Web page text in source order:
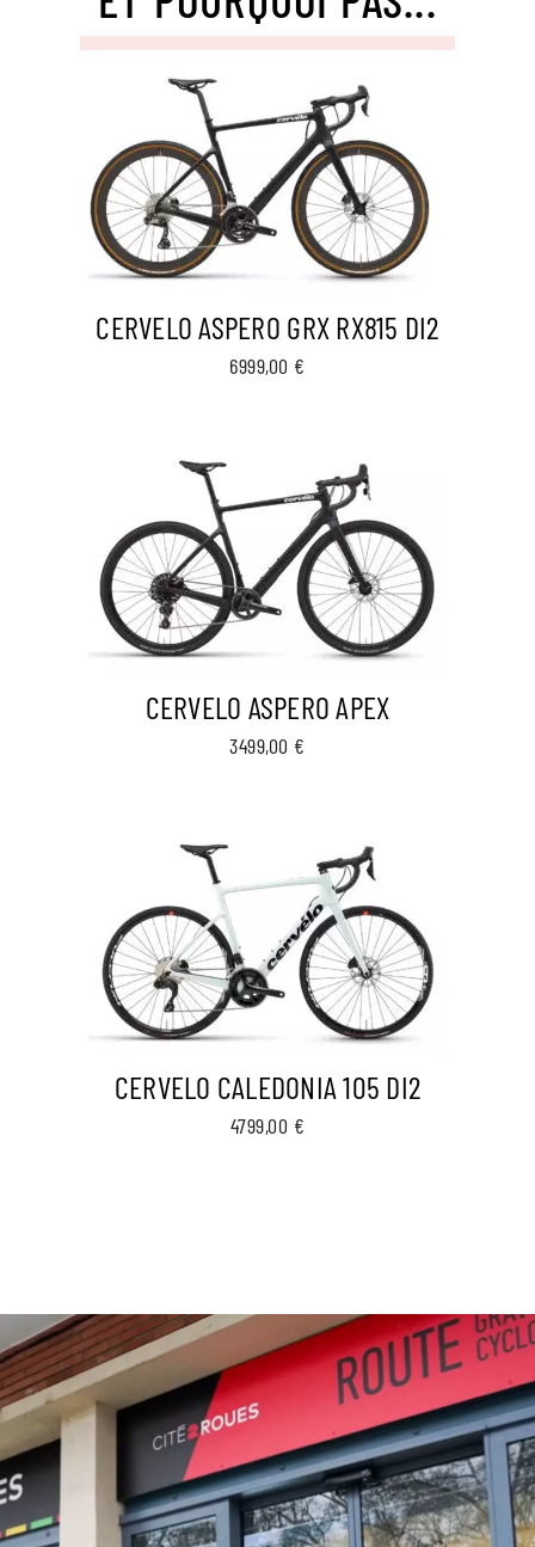
CERVELO ASPERO GRX RX815 DI2
6999,00 €
CERVELO ASPERO APEX
3499,00 €
CERVELO CALEDONIA 105 DI2
4799,00 €